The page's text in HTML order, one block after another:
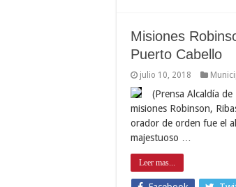
Misiones
Puerto Cabello
julio 10, 2018
(Prensa Alcaldía
misiones Robinson,
orador de orden fue el
majestuoso …
Leer mas...